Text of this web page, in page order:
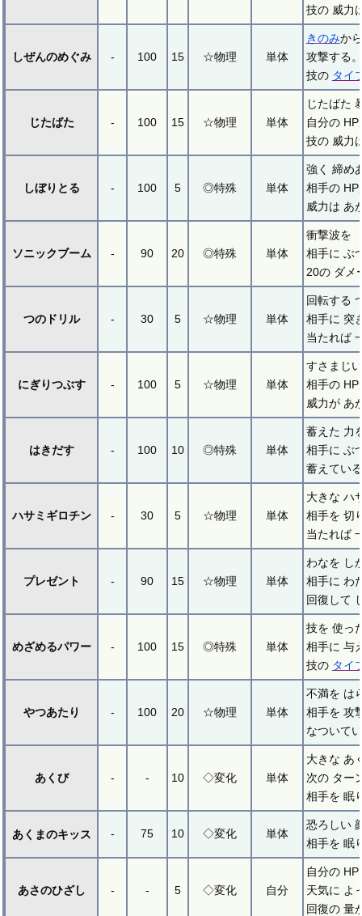
技の 威力
しぜんのめぐみ - 100 15 ☆物理 単体
きのみか
攻撃する
技の タイ
じたばた - 100 15 ☆物理 単体
じたばた
自分の
技の 威力
しぼりとる - 100 5 ◎特殊 単体
強く 締め
相手の
威力は あ
ソニックブーム - 90 20 ◎特殊 単体
衝撃波を
相手に ぶ
20の ダメ
つのドリル - 30 5 ☆物理 単体
回転する
相手に 突
当たれば
にぎりつぶす - 100 5 ☆物理 単体
すさまじ
相手の
威力が あ
はきだす - 100 10 ◎特殊 単体
蓄えた 力
相手に ぶ
蓄えてい
ハサミギロチン - 30 5 ☆物理 単体
大きな ハ
相手を 切
当たれば
プレゼント - 90 15 ☆物理 単体
わなを し
相手に わ
回復して
めざめるパワー - 100 15 ◎特殊 単体
技を 使っ
相手に 与
技の タイ
やつあたり - 100 20 ☆物理 単体
不満を は
相手を 攻
なついて
あくび - - 10 ◇変化 単体
大きな あ
次の ター
相手を 眠
あくまのキッス - 75 10 ◇変化 単体
恐ろしい
相手を 眠
あさのひざし - - 5 ◇変化 自分
自分の
天気に よ
回復の 量